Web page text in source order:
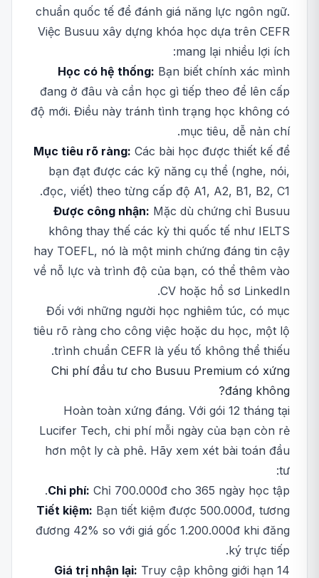
chuẩn quốc tế để đánh giá năng lực ngôn ngữ.
Việc Busuu xây dựng khóa học dựa trên CEFR
mang lại nhiều lợi ích:
Học có hệ thống: Bạn biết chính xác mình
đang ở đâu và cần học gì tiếp theo để lên cấp
độ mới. Điều này tránh tình trạng học không có
mục tiêu, dễ nản chí.
Mục tiêu rõ ràng: Các bài học được thiết kế để
bạn đạt được các kỹ năng cụ thể (nghe, nói,
đọc, viết) theo từng cấp độ A1, A2, B1, B2, C1.
Được công nhận: Mặc dù chứng chỉ Busuu
không thay thế các kỳ thi quốc tế như IELTS
hay TOEFL, nó là một minh chứng đáng tin cậy
về nỗ lực và trình độ của bạn, có thể thêm vào
CV hoặc hồ sơ LinkedIn.
Đối với những người học nghiêm túc, có mục
tiêu rõ ràng cho công việc hoặc du học, một lộ
trình chuẩn CEFR là yếu tố không thể thiếu.
Chi phí đầu tư cho Busuu Premium có xứng
đáng không?
Hoàn toàn xứng đáng. Với gói 12 tháng tại
Lucifer Tech, chi phí mỗi ngày của bạn còn rẻ
hơn một ly cà phê. Hãy xem xét bài toán đầu
tư:
Chi phí: Chỉ 700.000đ cho 365 ngày học tập.
Tiết kiệm: Bạn tiết kiệm được 500.000đ, tương
đương 42% so với giá gốc 1.200.000đ khi đăng
ký trực tiếp.
Giá trị nhận lại: Truy cập không giới hạn 14